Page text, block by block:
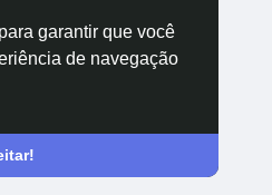
garantir que você
de navegação